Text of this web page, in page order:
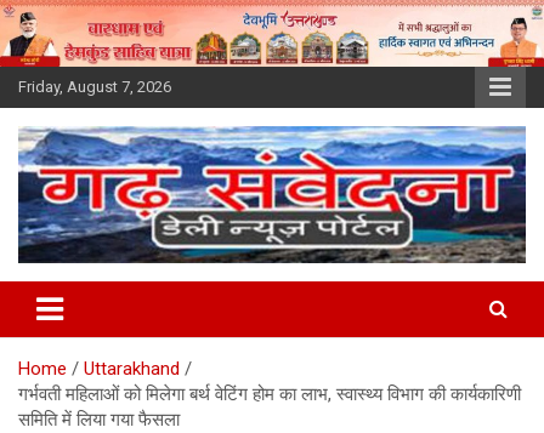
Skip
to
content
Friday, August 7, 2026
Home
Uttarakhand
गर्भवती महिलाओं को मिलेगा बर्थ वेटिंग होम का लाभ, स्वास्थ्य विभाग की कार्यकारिणी
समिति में लिया गया फैसला